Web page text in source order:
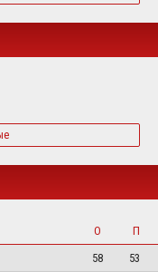
О
П
58
53